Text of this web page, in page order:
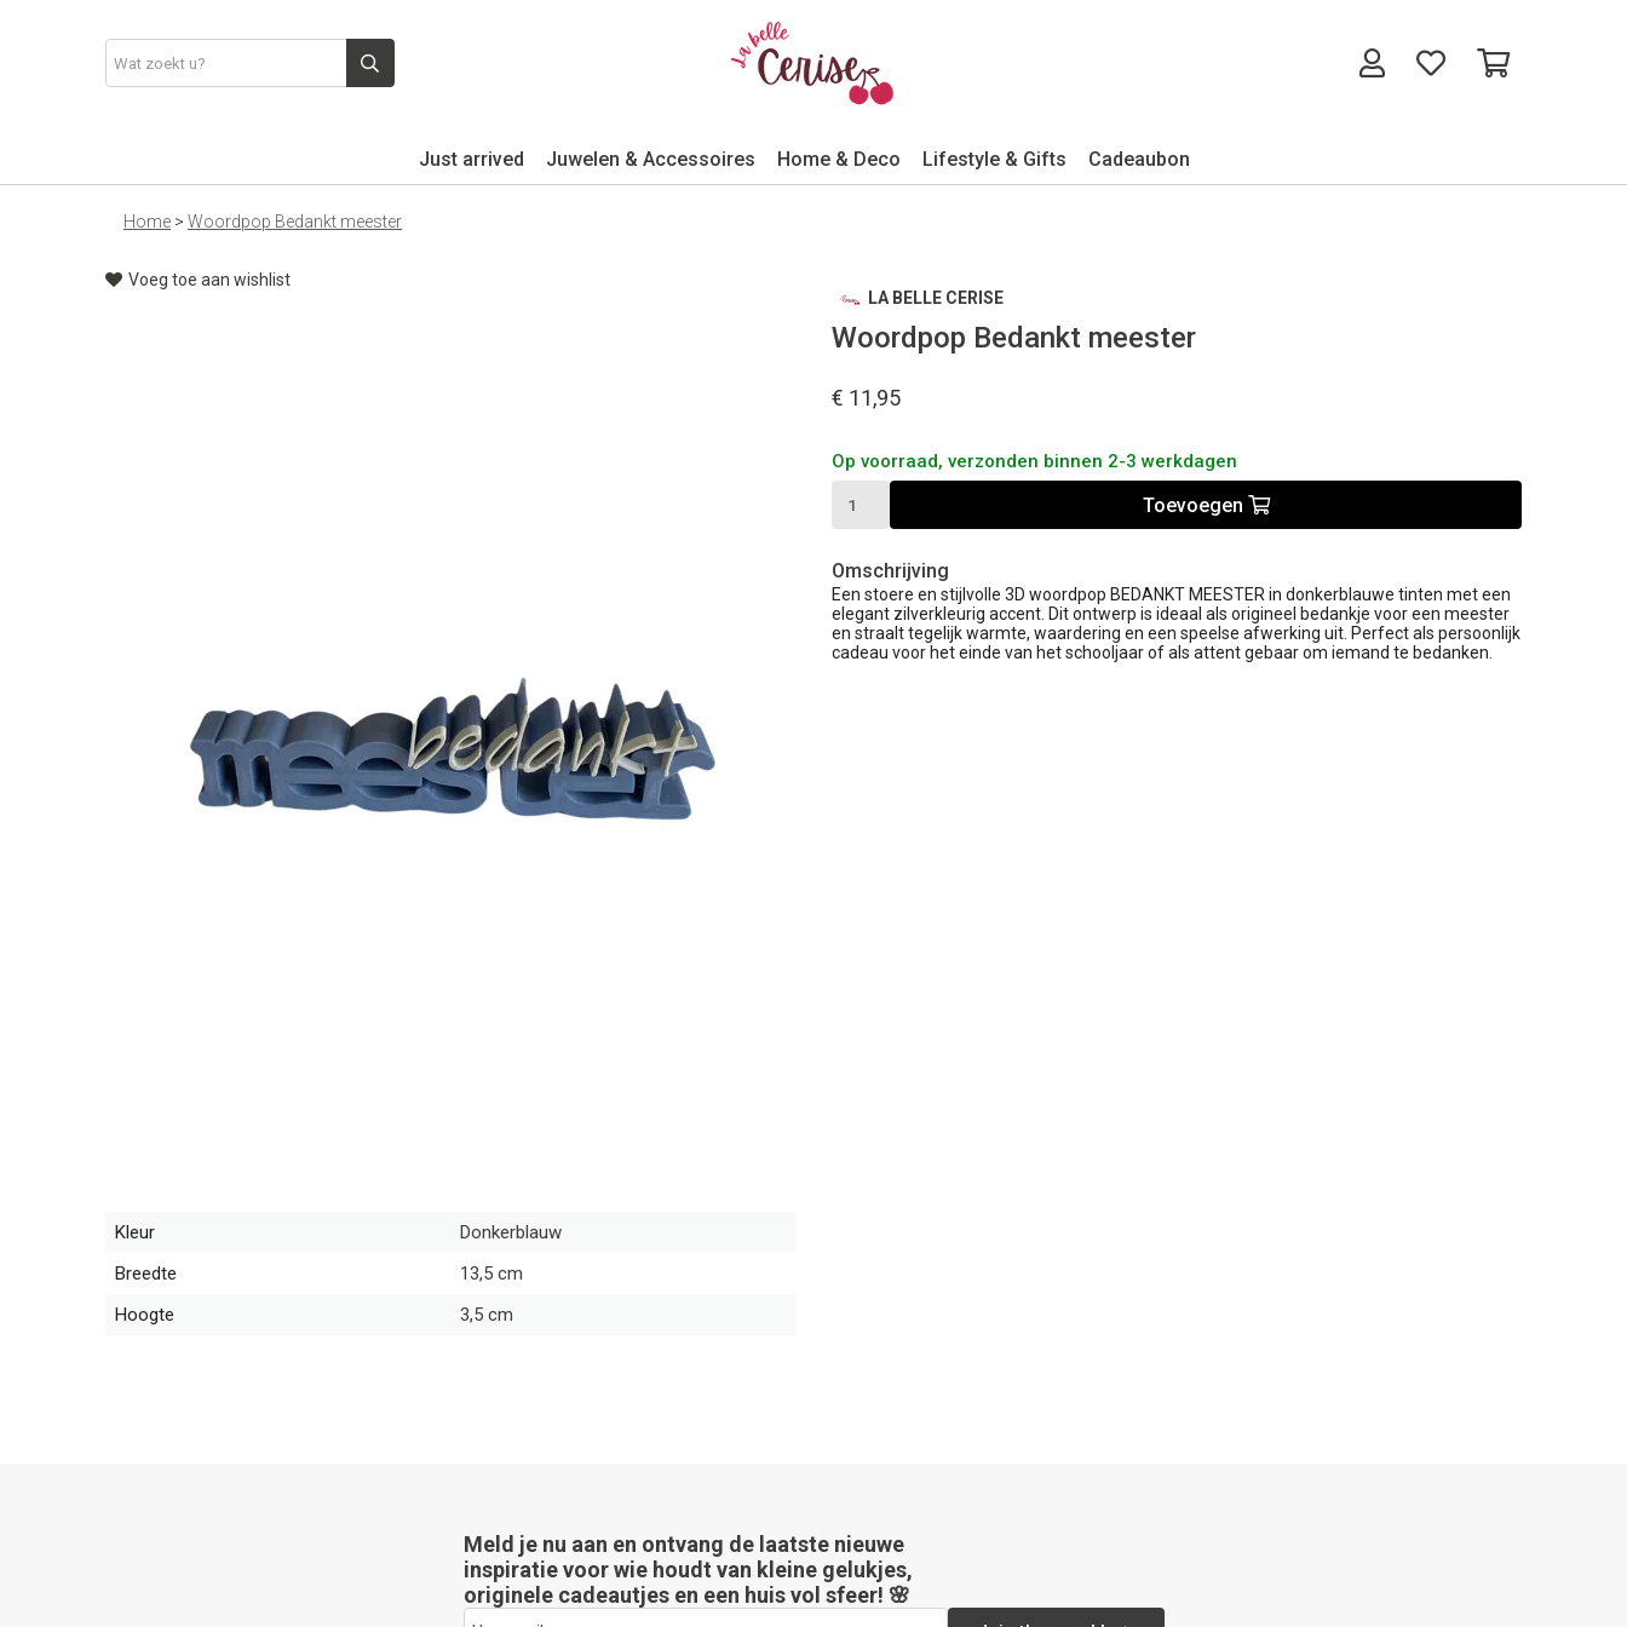
Just arrived Juwelen & Accessoires Home & Deco Lifestyle & Gifts Cadeaubon
Home > Woordpop Bedankt meester
Voeg toe aan wishlist
Kleur
Donkerblauw
Breedte
13,5 cm
Hoogte
3,5 cm
LA BELLE CERISE
Woordpop Bedankt meester
€ 11,95
Op voorraad, verzonden binnen 2-3 werkdagen
Toevoegen
Omschrijving
Een stoere en stijlvolle 3D woordpop BEDANKT MEESTER in donkerblauwe tinten met een
elegant zilverkleurig accent. Dit ontwerp is ideaal als origineel bedankje voor een meester
en straalt tegelijk warmte, waardering en een speelse afwerking uit. Perfect als persoonlijk
cadeau voor het einde van het schooljaar of als attent gebaar om iemand te bedanken.
Meld je nu aan en ontvang de laatste nieuwe
inspiratie voor wie houdt van kleine gelukjes,
originele cadeautjes en een huis vol sfeer! 🌸